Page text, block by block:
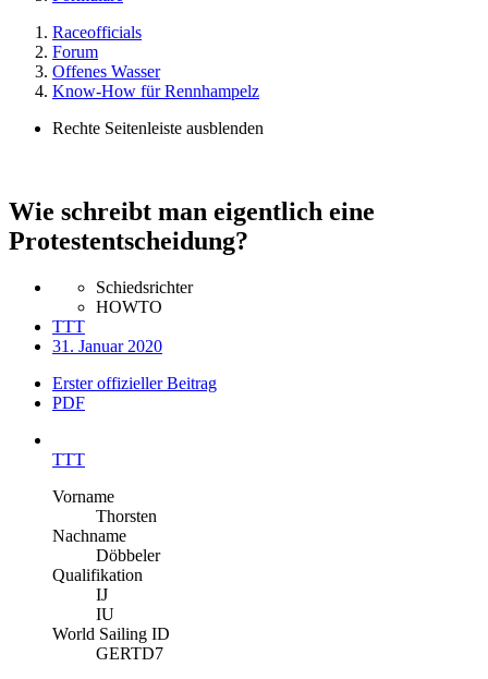
Raceofficials
Forum
Offenes Wasser
Know-How für Rennhampelz
Rechte Seitenleiste ausblenden
Wie schreibt man eigentlich eine
Protestentscheidung?
Schiedsrichter
HOWTO
TTT
31. Januar 2020
Erster offizieller Beitrag
PDF
TTT
Vorname
Thorsten
Nachname
Döbbeler
Qualifikation
IJ
IU
World Sailing ID
GERTD7